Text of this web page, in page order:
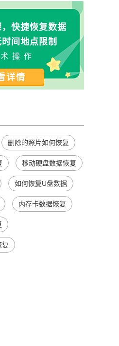
快捷恢复数据
间地点限制
操作
详情
删除的照片如何恢复
移动硬盘数据恢复
如何恢复U盘数据
内存卡数据恢复
复